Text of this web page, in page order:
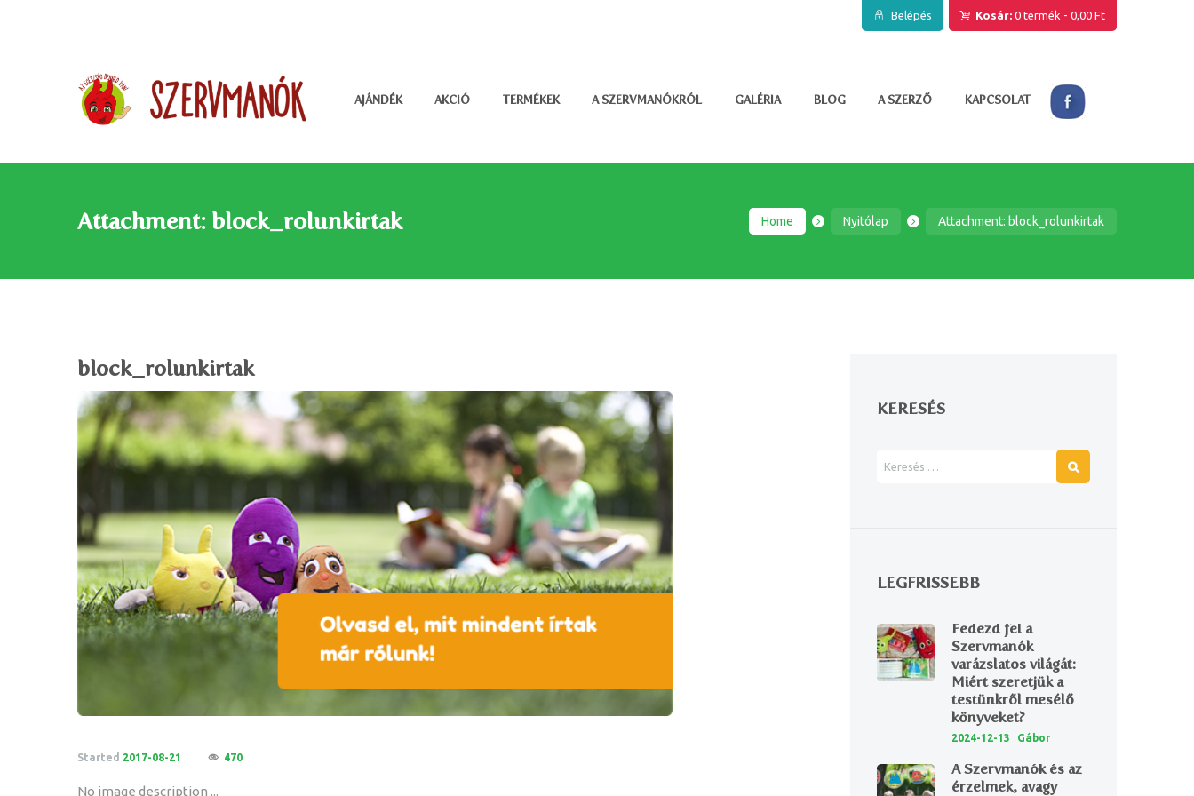
Belépés Kosár: 0 termék -0,00 Ft
AJÁNDÉK AKCIÓ TERMÉKEK A SZERVMANÓKRÓL GALÉRIA BLOG A SZERZŐ KAPCSOLAT
Attachment: block_rolunkirtak Home Nyitólap Attachment: block_rolunkirtak
block_rolunkirtak
Started 2017-08-21 470
No image description ...
KERESÉS
LEGFRISSEBB
Fedezd fel a
Szervmanók
varázslatos világát:
Miért szeretjük a
testünkről mesélő
könyveket?
2024-12-13 Gábor
A Szervmanók és az
érzelmek, avagy